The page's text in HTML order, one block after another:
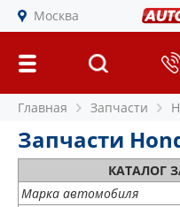
Москва
Главная Запчасти
Запчасти
КАТАЛОГ
Марка автомобиля